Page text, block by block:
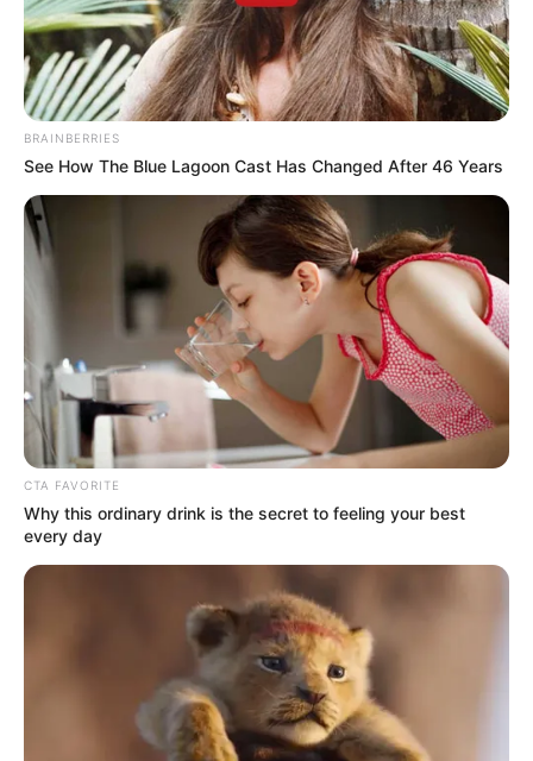
perfecto, pero sí real. Es descubrir qué te gusta,
qué no, qué estás dispuesto a dar y qué
mereces recibir.
BRAINBERRIES
See How The Blue Lagoon Cast Has Changed After 46 Years
CTA FAVORITE
Why this ordinary drink is the secret to feeling your best
every day